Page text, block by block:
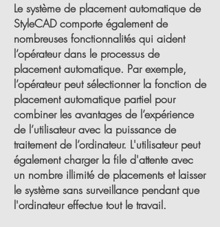
Le système de placement automatique de
StyleCAD comporte également de
nombreuses fonctionnalités qui aident
l’opérateur dans le processus de
placement automatique. Par exemple,
l’opérateur peut sélectionner la fonction de
placement automatique partiel pour
combiner les avantages de l’expérience
de l’utilisateur avec la puissance de
traitement de l’ordinateur. L'utilisateur peut
également charger la file d'attente avec
un nombre illimité de placements et laisser
le système sans surveillance pendant que
l'ordinateur effectue tout le travail.